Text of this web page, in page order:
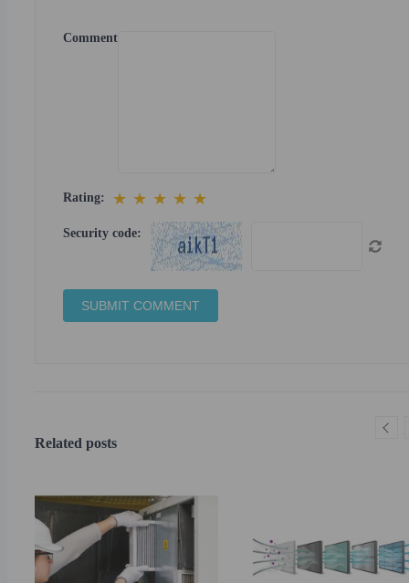
Comment
Rating: ★ ★ ★ ★ ★
Security code:
Related posts